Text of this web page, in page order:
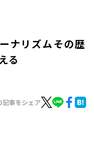
ナリズム――その歴
る
記事をシェア